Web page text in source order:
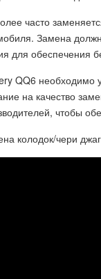
часто
Замена
для обеспечения
QQ6 необходимо
на качество
чтобы
колодок/чери